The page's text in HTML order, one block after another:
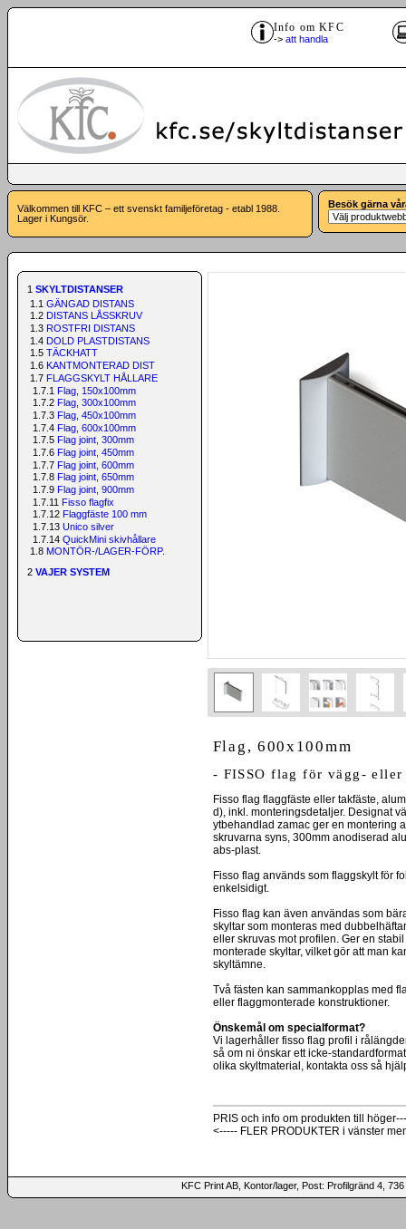
Info om KFC
-> att handla
Välkommen till KFC – ett svenskt familjeföretag - etabl 1988.
Lager i Kungsör.
Besök gärna
1 SKYLTDISTANSER
1.1 GÄNGAD DISTANS
1.2 DISTANS LÅSSKRUV
1.3 ROSTFRI DISTANS
1.4 DOLD PLASTDISTANS
1.5 TÄCKHATT
1.6 KANTMONTERAD DIST
1.7 FLAGGSKYLT HÅLLARE
1.7.1 Flag, 150x100mm
1.7.2 Flag, 300x100mm
1.7.3 Flag, 450x100mm
1.7.4 Flag, 600x100mm
1.7.5 Flag joint, 300mm
1.7.6 Flag joint, 450mm
1.7.7 Flag joint, 600mm
1.7.8 Flag joint, 650mm
1.7.9 Flag joint, 900mm
1.7.11 Fisso flagfix
1.7.12 Flaggfäste 100 mm
1.7.13 Unico silver
1.7.14 QuickMini skivhållare
1.8 MONTÖR-/LAGER-FÖRP.
2 VAJER SYSTEM
Flag, 600x100mm
- FISSO flag för vägg-
Fisso flag flaggfäste eller takfäste,
d), inkl. monteringsdetaljer. Designat
ytbehandlad zamac ger en montering
skruvarna syns, 300mm anodiserad
abs-plast.
Fisso flag används som flaggskylt för
enkelsidigt.
Fisso flag kan även användas som
skyltar som monteras med
eller skruvas mot profilen. Ger en
monterade skyltar, vilket gör att man
skyltämne.
Två fästen kan sammankopplas med
eller flaggmonterade konstruktioner.
Önskemål om specialformat?
Vi lagerhåller fisso flag profil i
så om ni önskar ett icke-
olika skyltmaterial, kontakta oss så
PRIS och info om produkten till
<----- FLER PRODUKTER i vänster
KFC Print AB, Kontor/lager, Post: Profilgränd 4,